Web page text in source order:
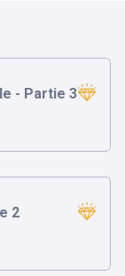
- Partie 3
2